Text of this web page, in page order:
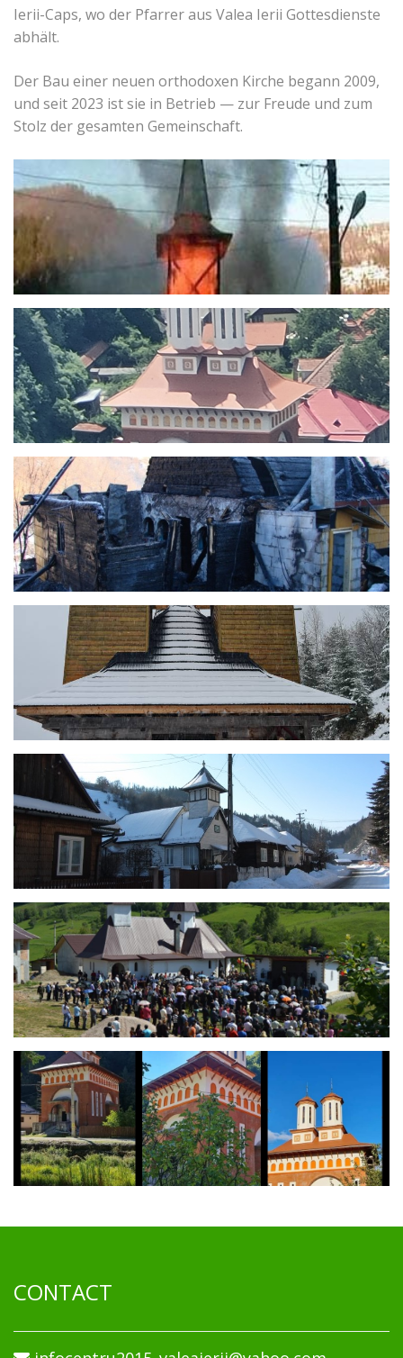
Ierii-Caps, wo der Pfarrer aus Valea Ierii Gottesdienste
abhält.
Der Bau einer neuen orthodoxen Kirche begann 2009,
und seit 2023 ist sie in Betrieb — zur Freude und zum
Stolz der gesamten Gemeinschaft.
CONTACT